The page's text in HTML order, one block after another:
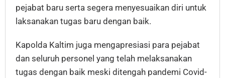
pejabat baru serta segera menyesuaikan diri untuk
laksanakan tugas baru dengan baik.
Kapolda Kaltim juga mengapresiasi para pejabat
dan seluruh personel yang telah melaksanakan
tugas dengan baik meski ditengah pandemi Covid-